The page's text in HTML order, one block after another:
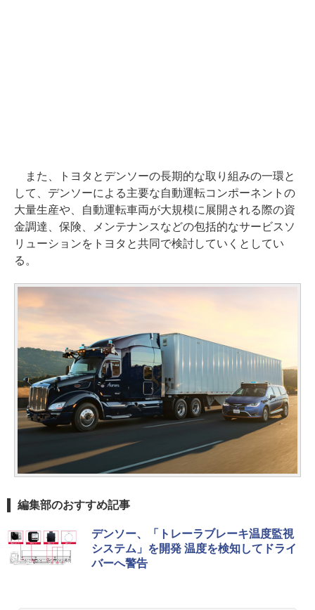
また、トヨタとデンソーの長期的な取り組みの一環と
して、デンソーによる主要な自動運転コンポーネントの
大量生産や、自動運転車両が大規模に展開される際の資
金調達、保険、メンテナンスなどの包括的なサービスソ
リューションをトヨタと共同で検討していくとしてい
る。
編集部のおすすめ記事
デンソー、「トレーラブレーキ温度監視
システム」を開発 温度を検知してドライ
バーへ警告